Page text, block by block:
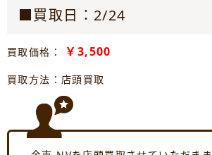
■買取日：2/24
買取価格： ￥3,500
買取方法：店頭買取